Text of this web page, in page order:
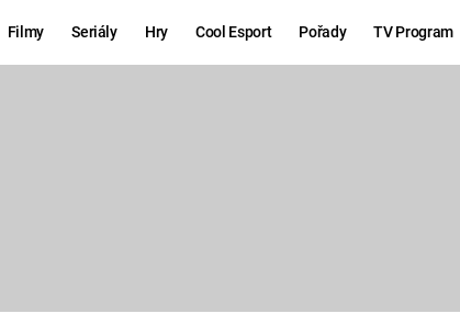
Filmy Seriály Hry Cool Esport Pořady TV Program